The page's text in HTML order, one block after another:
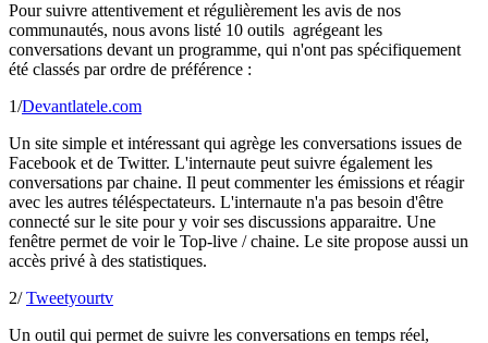
Pour suivre attentivement et régulièrement les avis de nos
communautés, nous avons listé 10 outils agrégeant les
conversations devant un programme, qui n'ont pas spécifiquement
été classés par ordre de préférence :
1/Devantlatele.com
Un site simple et intéressant qui agrège les conversations issues de
Facebook et de Twitter. L'internaute peut suivre également les
conversations par chaine. Il peut commenter les émissions et réagir
avec les autres téléspectateurs. L'internaute n'a pas besoin d'être
connecté sur le site pour y voir ses discussions apparaitre. Une
fenêtre permet de voir le Top-live / chaine. Le site propose aussi un
accès privé à des statistiques.
2/Tweetyourtv
Un outil qui permet de suivre les conversations en temps réel,